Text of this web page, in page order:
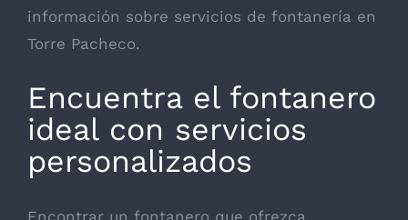
información sobre servicios de fontanería en
Torre Pacheco.
Encuentra el fontanero
ideal con servicios
personalizados
Encontrar un fontanero que ofrezca